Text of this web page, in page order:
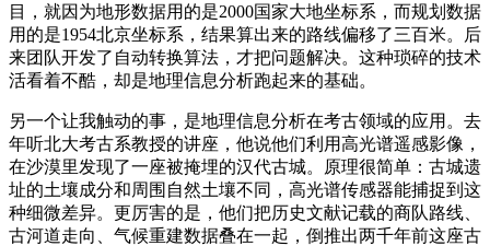
目，就因为地形数据用的是2000国家大地坐标系，而规划数据
用的是1954北京坐标系，结果算出来的路线偏移了三百米。后
来团队开发了自动转换算法，才把问题解决。这种琐碎的技术
活看着不酷，却是地理信息分析跑起来的基础。
另一个让我触动的事，是地理信息分析在考古领域的应用。去
年听北大考古系教授的讲座，他说他们利用高光谱遥感影像，
在沙漠里发现了一座被掩埋的汉代古城。原理很简单：古城遗
址的土壤成分和周围自然土壤不同，高光谱传感器能捕捉到这
种细微差异。更厉害的是，他们把历史文献记载的商队路线、
古河道走向、气候重建数据叠在一起，倒推出两千年前这座古